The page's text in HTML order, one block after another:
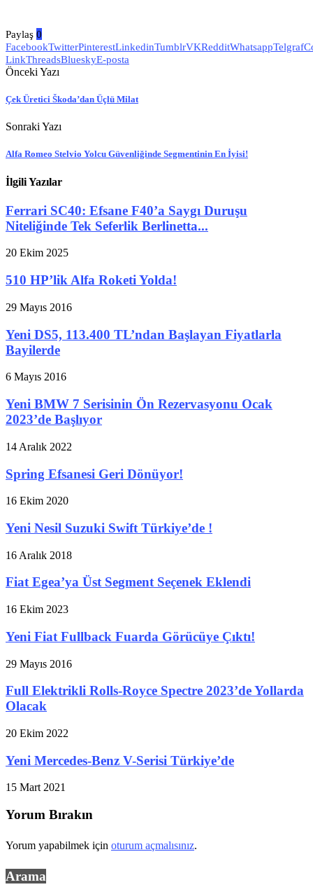
Paylaş 0
FacebookTwitterPinterestLinkedinTumblrVKRedditWhatsappTelgraf
LinkThreadsBlueskyE-posta
Önceki Yazı
Çek Üretici Škoda’dan Üçlü Milat
Sonraki Yazı
Alfa Romeo Stelvio Yolcu Güvenliğinde Segmentinin En İyisi!
İlgili Yazılar
Ferrari SC40: Efsane F40’a Saygı Duruşu
Niteliğinde Tek Seferlik Berlinetta...
20 Ekim 2025
510 HP’lik Alfa Roketi Yolda!
29 Mayıs 2016
Yeni DS5, 113.400 TL’ndan Başlayan Fiyatlarla
Bayilerde
6 Mayıs 2016
Yeni BMW 7 Serisinin Ön Rezervasyonu Ocak
2023’de Başlıyor
14 Aralık 2022
Spring Efsanesi Geri Dönüyor!
16 Ekim 2020
Yeni Nesil Suzuki Swift Türkiye’de !
16 Aralık 2018
Fiat Egea’ya Üst Segment Seçenek Eklendi
16 Ekim 2023
Yeni Fiat Fullback Fuarda Görücüye Çıktı!
29 Mayıs 2016
Full Elektrikli Rolls-Royce Spectre 2023’de Yollarda
Olacak
20 Ekim 2022
Yeni Mercedes-Benz V-Serisi Türkiye’de
15 Mart 2021
Yorum Bırakın
Yorum yapabilmek için oturum açmalısınız.
Arama